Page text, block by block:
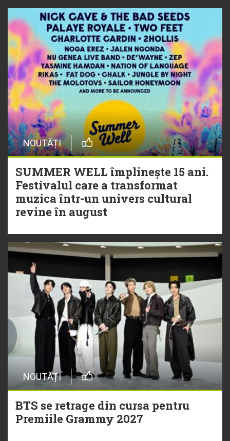
NOUTĂȚI
SUMMER WELL împlinește 15 ani.
Festivalul care a transformat
muzica într-un univers cultural
revine în august
NOUTĂȚI
BTS se retrage din cursa pentru
Premiile Grammy 2027